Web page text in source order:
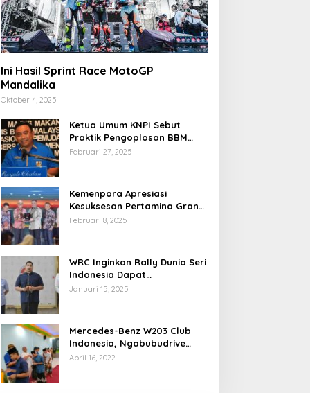
Ini Hasil Sprint Race MotoGP
Mandalika
Oktober 4, 2025
Ketua Umum KNPI Sebut
Praktik Pengoplosan BBM
Cederai Kepercayaan
Februari 27, 2025
Kemenpora Apresiasi
Kesuksesan Pertamina Grand
Prix of Indonesia 2024
Februari 8, 2025
WRC Inginkan Rally Dunia Seri
Indonesia Dapat
Terselenggara 2026
Januari 15, 2025
Mercedes-Benz W203 Club
Indonesia, Ngabubudrive
Ramadhan 2022
April 16, 2022